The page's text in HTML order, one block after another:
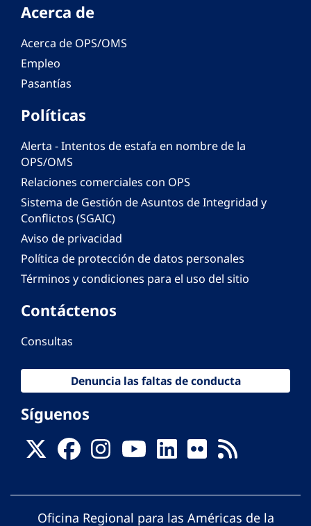
Acerca de
Acerca de OPS/OMS
Empleo
Pasantías
Políticas
Alerta - Intentos de estafa en nombre de la
OPS/OMS
Relaciones comerciales con OPS
Sistema de Gestión de Asuntos de Integridad y
Conflictos (SGAIC)
Aviso de privacidad
Política de protección de datos personales
Términos y condiciones para el uso del sitio
Contáctenos
Consultas
Denuncia las faltas de conducta
Síguenos
Oficina Regional para las Américas de la